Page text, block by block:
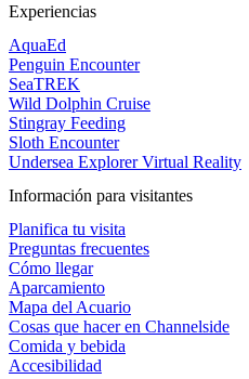
Experiencias
AquaEd
Penguin Encounter
SeaTREK
Wild Dolphin Cruise
Stingray Feeding
Sloth Encounter
Undersea Explorer Virtual Reality
Información para visitantes
Planifica tu visita
Preguntas frecuentes
Cómo llegar
Aparcamiento
Mapa del Acuario
Cosas que hacer en Channelside
Comida y bebida
Accesibilidad